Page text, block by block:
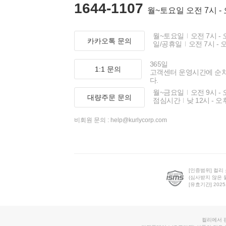
1644-1107 월~토요일 오전 7시 -
카카오톡 문의
월~토요일
오전 7시 -
일/공휴일
오전 7시 -
1:1 문의
365일
고객센터 운영시간에 순
다.
대량주문 문의
월~금요일
오전 9시 -
점심시간
낮 12시 - 오
비회원 문의 : help@kurlycorp.com
[인증범위] 컬리
(심사받지 않은
[유효기간]
컬리에서